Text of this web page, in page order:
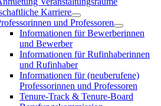
Karriere
und Professoren
Informationen für Bewerberinnen
und Bewerber
Informationen für Rufinhaberinnen
und Rufinhaber
Informationen für (neuberufene)
Professorinnen und Professoren
Tenure-Track & Tenure-Board